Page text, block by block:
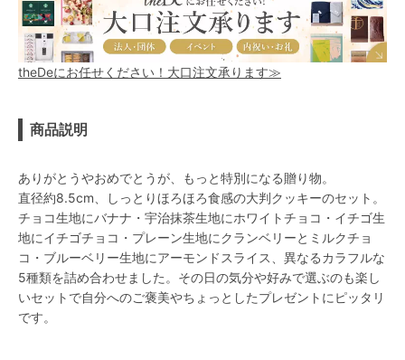
theDeにお任せください！大口注文承ります≫
商品説明
ありがとうやおめでとうが、もっと特別になる贈り物。
直径約8.5cm、しっとりほろほろ食感の大判クッキーのセット。
チョコ生地にバナナ・宇治抹茶生地にホワイトチョコ・イチゴ生
地にイチゴチョコ・プレーン生地にクランベリーとミルクチョ
コ・ブルーベリー生地にアーモンドスライス、異なるカラフルな
5種類を詰め合わせました。その日の気分や好みで選ぶのも楽し
いセットで自分へのご褒美やちょっとしたプレゼントにピッタリ
です。